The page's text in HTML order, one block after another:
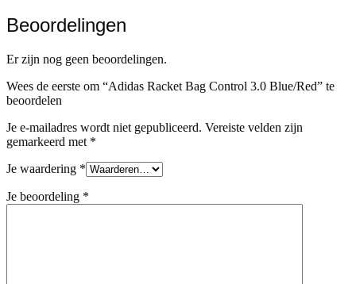
Beoordelingen
Er zijn nog geen beoordelingen.
Wees de eerste om “Adidas Racket Bag Control 3.0 Blue/Red” te
beoordelen
Je e-mailadres wordt niet gepubliceerd. Vereiste velden zijn
gemarkeerd met *
Je waardering *
Je beoordeling *